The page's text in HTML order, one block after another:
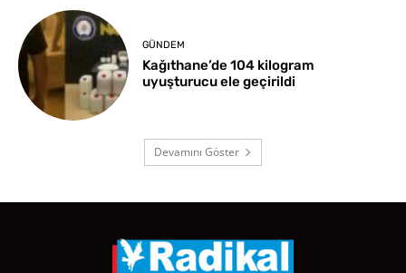
GÜNDEM
Kağıthane’de 104 kilogram
uyuşturucu ele geçirildi
Devamını Göster